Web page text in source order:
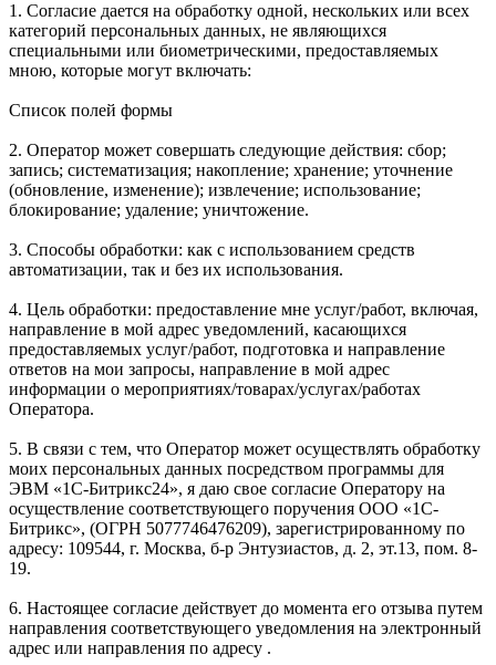
1. Согласие дается на обработку одной, нескольких или всех
категорий персональных данных, не являющихся
специальными или биометрическими, предоставляемых
мною, которые могут включать:
Список полей формы
2. Оператор может совершать следующие действия: сбор;
запись; систематизация; накопление; хранение; уточнение
(обновление, изменение); извлечение; использование;
блокирование; удаление; уничтожение.
3. Способы обработки: как с использованием средств
автоматизации, так и без их использования.
4. Цель обработки: предоставление мне услуг/работ, включая,
направление в мой адрес уведомлений, касающихся
предоставляемых услуг/работ, подготовка и направление
ответов на мои запросы, направление в мой адрес
информации о мероприятиях/товарах/услугах/работах
Оператора.
5. В связи с тем, что Оператор может осуществлять обработку
моих персональных данных посредством программы для
ЭВМ «1С-Битрикс24», я даю свое согласие Оператору на
осуществление соответствующего поручения ООО «1С-
Битрикс», (ОГРН 5077746476209), зарегистрированному по
адресу: 109544, г. Москва, б-р Энтузиастов, д. 2, эт.13, пом. 8-
19.
6. Настоящее согласие действует до момента его отзыва путем
направления соответствующего уведомления на электронный
адрес или направления по адресу .